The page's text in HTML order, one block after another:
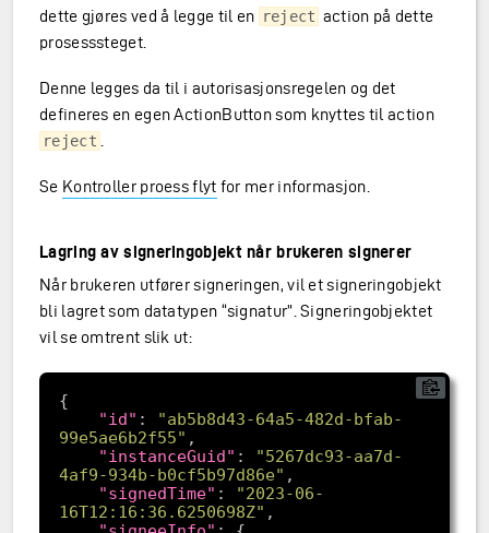
dette gjøres ved å legge til en reject action på dette
prosesssteget.
Denne legges da til i autorisasjonsregelen og det
defineres en egen ActionButton som knyttes til action
reject
Se Kontroller proess flyt for mer informasjon.
Lagring av signeringobjekt når brukeren signerer
Når brukeren utfører signeringen, vil et signeringobjekt
bli lagret som datatypen “signatur”. Signeringobjektet
vil se omtrent slik ut:
"id" :
"ab5b8d43-64a5-482d-bfab-
99e5ae6b2f55"
"instanceGuid" :
"5267dc93-aa7d-
4af9-934b-b0cf5b97d86e"
"signedTime" :
"2023-06-
16T12:16:36.6250698Z"